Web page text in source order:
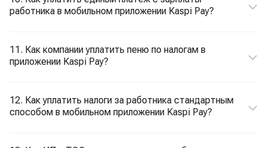
работника в мобильном приложении Kaspi Pay?
11. Как компании уплатить пеню по налогам в
приложении Kaspi Pay?
12. Как уплатить налоги за работника стандартным
способом в мобильном приложении Kaspi Pay?